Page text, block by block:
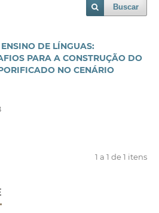
Buscar
DE LÍNGUAS:
PARA A CONSTRUÇÃO DO
NO CENÁRIO
1 a 1 de 1 itens